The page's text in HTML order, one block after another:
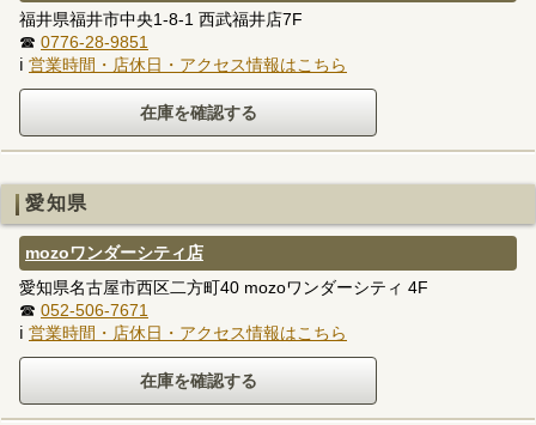
福井県福井市中央1-8-1 西武福井店7F
☎ 0776-28-9851
ℹ 営業時間・店休日・アクセス情報はこちら
愛知県
mozoワンダーシティ店
愛知県名古屋市西区二方町40 mozoワンダーシティ 4F
☎ 052-506-7671
ℹ 営業時間・店休日・アクセス情報はこちら